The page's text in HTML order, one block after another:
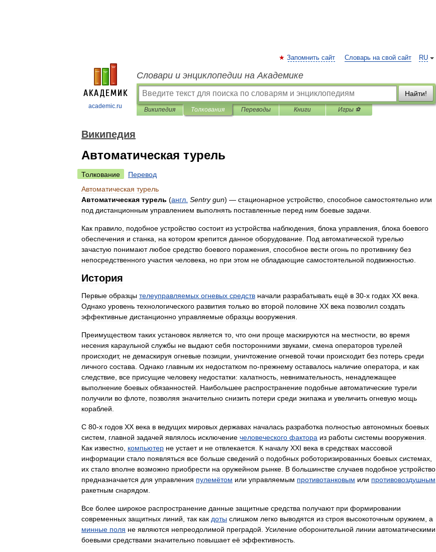
academic.ru
RU
Запомнить сайт Словарь на свой сайт
Словари и энциклопедии на Академике
Найти!
Википедия Толкования Переводы Книги Игры ⚽
Википедия
Автоматическая турель
Толкование
Перевод
Автоматическая турель
Автоматическая турель (англ Sentry gun) — стационарное устройство способное самостоятельно или
под дистанционным управлением выполнять поставленные перед ним боевые задачи
Как правило подобное устройство состоит из устройства наблюдения блока управления блока боевого
обеспечения и станка на котором крепится данное оборудование Под автоматической турелью
зачастую понимают любое средство боевого поражения способное вести огонь по противнику без
непосредственного участия человека но при этом не обладающие самостоятельной подвижностью
История
Первые образцы телеуправляемых огневых средств начали разрабатывать ещё в 30-х годах XX века
Однако уровень технологического развития только во второй половине XX века позволил создать
эффективные дистанционно управляемые образцы вооружения
Преимуществом таких установок является то что они проще маскируются на местности во время
несения караульной службы не выдают себя посторонними звуками смена операторов турелей
происходит, не демаскируя огневые позиции уничтожение огневой точки происходит без потерь среди
личного состава Однако главным их недостатком по-прежнему оставалось наличие оператора и как
следствие все присущие человеку недостатки: халатность невнимательность ненадлежащее
выполнение боевых обязанностей Наибольшее распространение подобные автоматические турели
получили во флоте позволяя значительно снизить потери среди экипажа и увеличить огневую мощь
кораблей
С 80-х годов XX века в ведущих мировых державах началась разработка полностью автономных боевых
систем
главной задачей являлось исключение человеческого фактора из работы системы вооружения
Как известно компьютер не устает и не отвлекается К началу XXI века в средствах массовой
информации стало появляться все больше сведений о подобных роботоризированных боевых системах
их стало вполне возможно приобрести на оружейном рынке В большинстве случаев подобное устройство
предназначается для управления пулемётом или управляемым противотанковым или противовоздушным
ракетным снарядом
Все более широкое распространение данные защитные средства получают при формировании
современных защитных линий так как доты слишком легко выводятся из строя высокоточным оружием а
минные поля не являются непреодолимой преградой Усиление оборонительной линии автоматическими
боевыми средствами значительно повышает её эффективность